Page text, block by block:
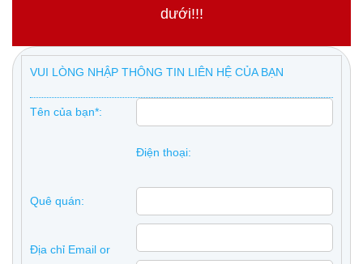
dưới!!!
VUI LÒNG NHẬP THÔNG TIN LIÊN HỆ CỦA BẠN
Tên của bạn*:
Điện thoại:
Quê quán:
Địa chỉ Email or